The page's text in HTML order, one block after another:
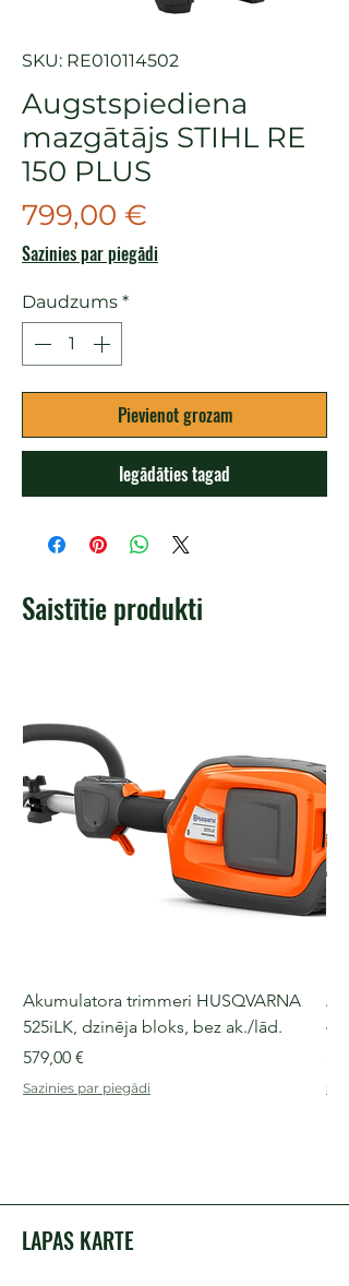
SKU: RE010114502
Augstspiediena
mazgātājs STIHL RE
150 PLUS
799,00 €
Sazinies par piegādi
Daudzums *
Pievienot grozam
Iegādāties tagad
Saistītie produkti
Akumulatora trimmeri HUSQVARNA
525iLK, dzinēja bloks, bez ak./lād.
Cena
579,00 €
Sazinies par piegādi
LAPAS KARTE